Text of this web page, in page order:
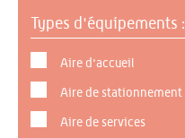
Types d'équipements :
Aire d'accueil
Aire de stationnement
Aire de services